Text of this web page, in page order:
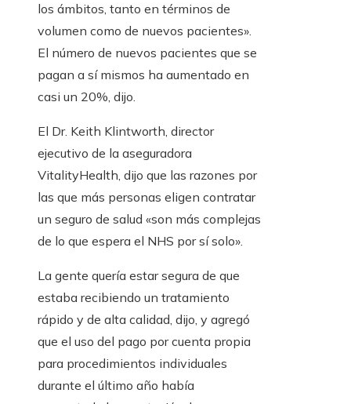
los ámbitos, tanto en términos de
volumen como de nuevos pacientes».
El número de nuevos pacientes que se
pagan a sí mismos ha aumentado en
casi un 20%, dijo.
El Dr. Keith Klintworth, director
ejecutivo de la aseguradora
VitalityHealth, dijo que las razones por
las que más personas eligen contratar
un seguro de salud «son más complejas
de lo que espera el NHS por sí solo».
La gente quería estar segura de que
estaba recibiendo un tratamiento
rápido y de alta calidad, dijo, y agregó
que el uso del pago por cuenta propia
para procedimientos individuales
durante el último año había